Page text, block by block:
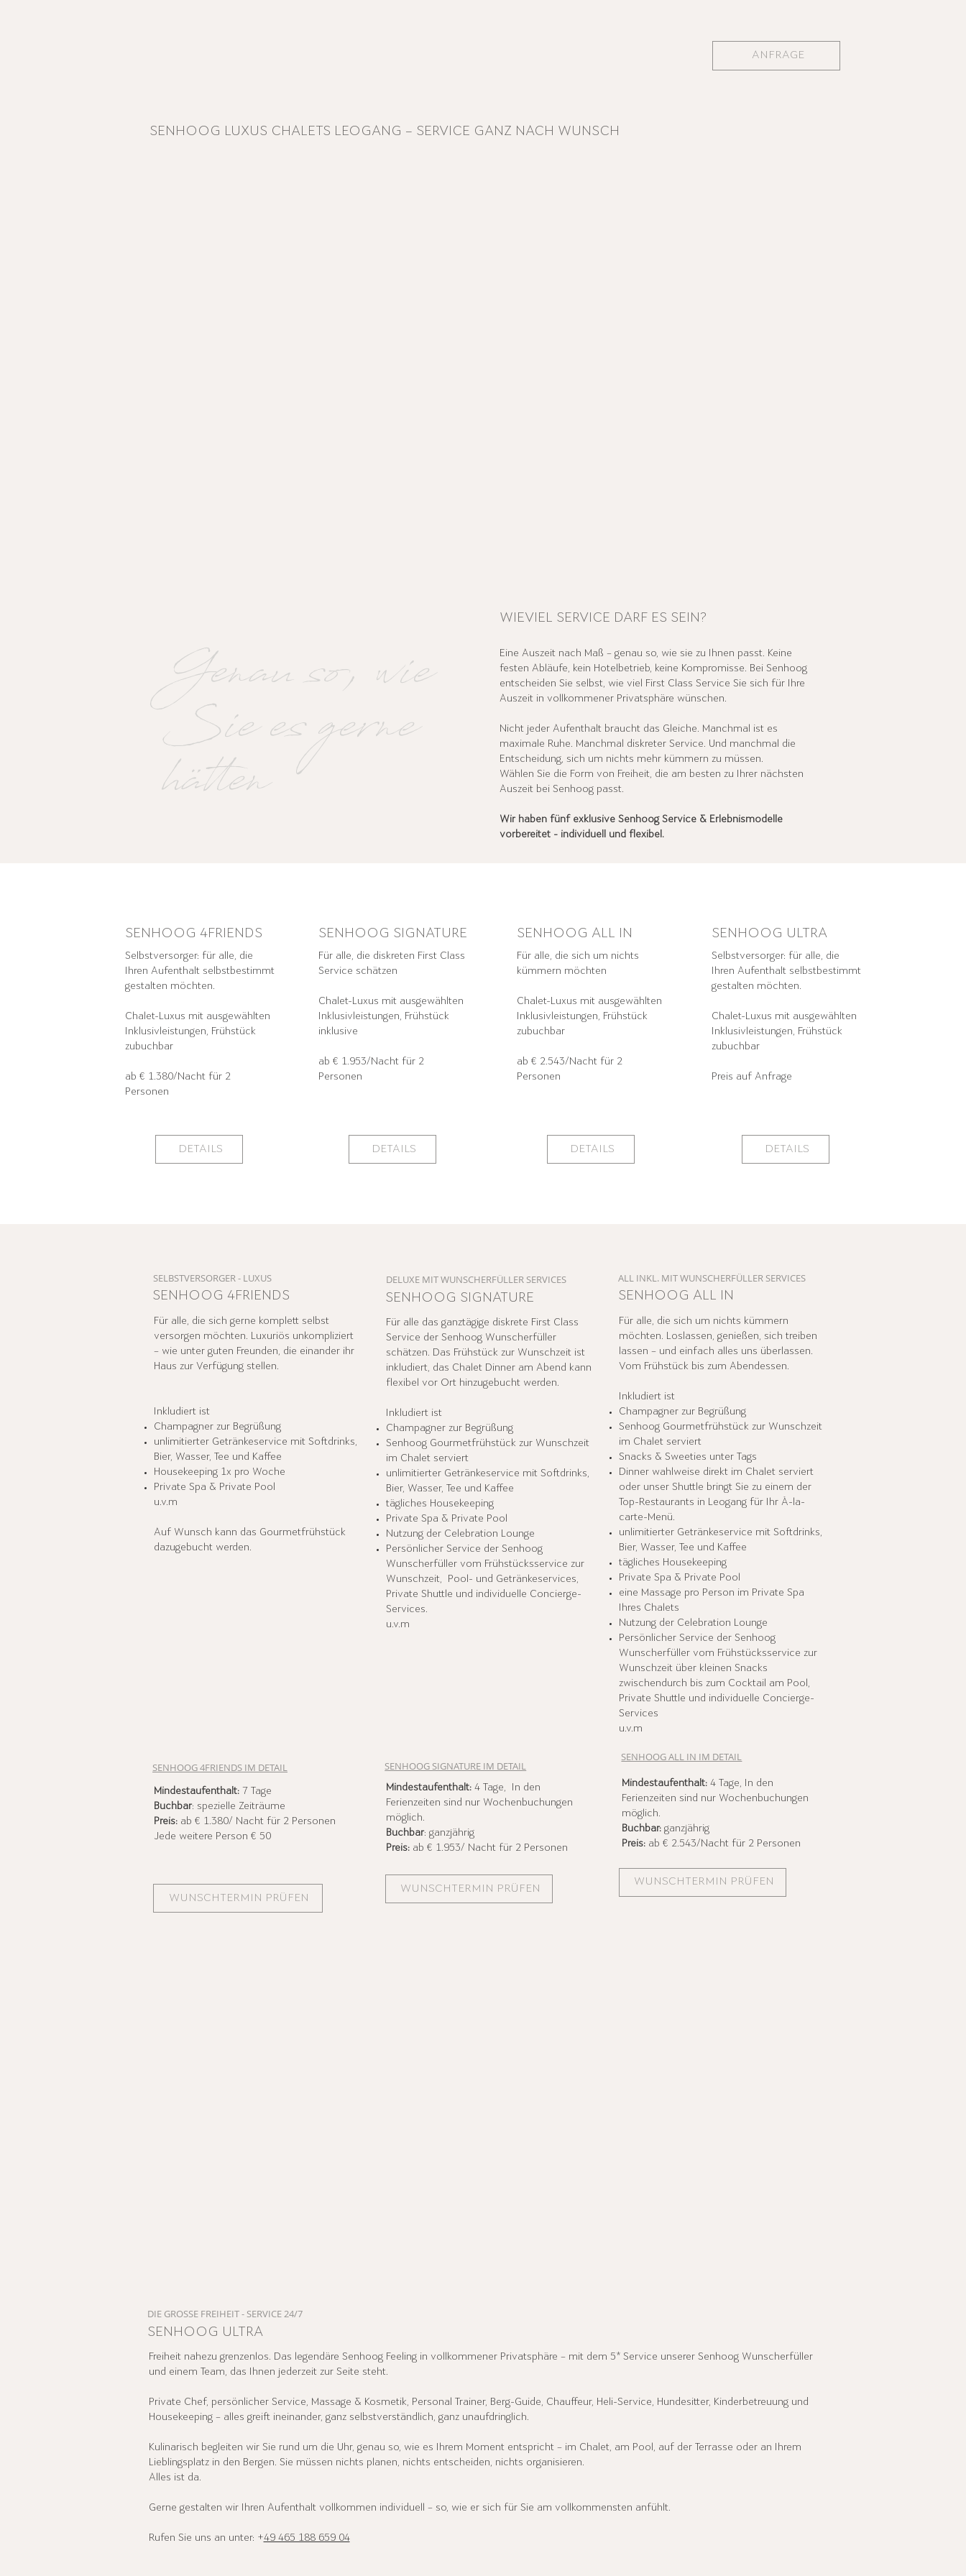
ANFRAGE
SENHOOG LUXUS CHALETS LEOGANG – SERVICE GANZ NACH WUNSCH
Genau so, wie
Sie es gerne
hätten
WIEVIEL SERVICE DARF ES SEIN?
Eine Auszeit nach Maß – genau so, wie sie zu Ihnen passt. Keine
festen Abläufe, kein Hotelbetrieb, keine Kompromisse. Bei Senhoog
entscheiden Sie selbst, wie viel First Class Service Sie sich für Ihre
Auszeit in vollkommener Privatsphäre wünschen.
Nicht jeder Aufenthalt braucht das Gleiche. Manchmal ist es
maximale Ruhe. Manchmal diskreter Service. Und manchmal die
Entscheidung, sich um nichts mehr kümmern zu müssen.
Wählen Sie die Form von Freiheit, die am besten zu Ihrer nächsten
Auszeit bei Senhoog passt.
Wir haben fünf exklusive Senhoog Service & Erlebnismodelle
vorbereitet - individuell und flexibel.
Selbstversorger: für alle, die
Ihren Aufenthalt selbstbestimmt
gestalten möchten.
Chalet-Luxus mit ausgewählten
Inklusivleistungen, Frühstück
zubuchbar
ab € 1.380/Nacht für 2
Personen
SENHOOG 4FRIENDS
DETAILS
Für alle, die diskreten First Class
Service schätzen
Chalet-Luxus mit ausgewählten
Inklusivleistungen, Frühstück
inklusive
ab € 1.953/Nacht für 2
Personen
SENHOOG SIGNATURE
DETAILS
Für alle, die sich um nichts
kümmern möchten
Chalet-Luxus mit ausgewählten
Inklusivleistungen, Frühstück
zubuchbar
ab € 2.543/Nacht für 2
Personen
SENHOOG ALL IN
DETAILS
Selbstversorger: für alle, die
Ihren Aufenthalt selbstbestimmt
gestalten möchten.
Chalet-Luxus mit ausgewählten
Inklusivleistungen, Frühstück
zubuchbar
Preis auf Anfrage
SENHOOG ULTRA
DETAILS
SELBSTVERSORGER - LUXUS
SENHOOG 4FRIENDS
Für alle, die sich gerne komplett selbst
versorgen möchten. Luxuriös unkompliziert
– wie unter guten Freunden, die einander ihr
Haus zur Verfügung stellen.
Inkludiert ist
Champagner zur Begrüßung
unlimitierter Getränkeservice mit Softdrinks,
Bier, Wasser, Tee und Kaffee
Housekeeping 1x pro Woche
Private Spa & Private Pool
u.v.m
Auf Wunsch kann das Gourmetfrühstück
dazugebucht werden.
SENHOOG 4FRIENDS IM DETAIL
Mindestaufenthalt: 7 Tage
Buchbar: spezielle Zeiträume
Preis: ab € 1.380/ Nacht für 2 Personen
Jede weitere Person € 50
WUNSCHTERMIN PRÜFEN
DELUXE MIT WUNSCHERFÜLLER SERVICES
SENHOOG SIGNATURE
Für alle das ganztägige diskrete First Class
Service der Senhoog Wunscherfüller
schätzen. Das Frühstück zur Wunschzeit ist
inkludiert, das Chalet Dinner am Abend kann
flexibel vor Ort hinzugebucht werden.
Inkludiert ist
Champagner zur Begrüßung
Senhoog Gourmetfrühstück zur Wunschzeit
im Chalet serviert
unlimitierter Getränkeservice mit Softdrinks,
Bier, Wasser, Tee und Kaffee
tägliches Housekeeping
Private Spa & Private Pool
Nutzung der Celebration Lounge
Persönlicher Service der Senhoog
Wunscherfüller vom Frühstücksservice zur
Wunschzeit, Pool- und Getränkeservices,
Private Shuttle und individuelle Concierge-
Services.
u.v.m
SENHOOG SIGNATURE IM DETAIL
Mindestaufenthalt: 4 Tage, In den
Ferienzeiten sind nur Wochenbuchungen
möglich.
Buchbar: ganzjährig
Preis: ab € 1.953/ Nacht für 2 Personen
WUNSCHTERMIN PRÜFEN
ALL INKL. MIT WUNSCHERFÜLLER SERVICES
SENHOOG ALL IN
Für alle, die sich um nichts kümmern
möchten. Loslassen, genießen, sich treiben
lassen – und einfach alles uns überlassen.
Vom Frühstück bis zum Abendessen.
Inkludiert ist
Champagner zur Begrüßung
Senhoog Gourmetfrühstück zur Wunschzeit
im Chalet serviert
Snacks & Sweeties unter Tags
Dinner wahlweise direkt im Chalet serviert
oder unser Shuttle bringt Sie zu einem der
Top-Restaurants in Leogang für Ihr À-la-
carte-Menü.
unlimitierter Getränkeservice mit Softdrinks,
Bier, Wasser, Tee und Kaffee
tägliches Housekeeping
Private Spa & Private Pool
eine Massage pro Person im Private Spa
Ihres Chalets
Nutzung der Celebration Lounge
Persönlicher Service der Senhoog
Wunscherfüller vom Frühstücksservice zur
Wunschzeit über kleinen Snacks
zwischendurch bis zum Cocktail am Pool,
Private Shuttle und individuelle Concierge-
Services
u.v.m
SENHOOG ALL IN IM DETAIL
Mindestaufenthalt:4 Tage, In den
Ferienzeiten sind nur Wochenbuchungen
möglich.
Buchbar:ganzjährig
Preis:ab € 2.543/Nacht für 2 Personen
WUNSCHTERMIN PRÜFEN
DIE GROSSE FREIHEIT - SERVICE 24/7
SENHOOG ULTRA
Freiheit nahezu grenzenlos. Das legendäre Senhoog Feeling in vollkommener Privatsphäre – mit dem 5* Service unserer Senhoog Wunscherfüller
und einem Team, das Ihnen jederzeit zur Seite steht.
Private Chef, persönlicher Service, Massage & Kosmetik, Personal Trainer, Berg-Guide, Chauffeur, Heli-Service, Hundesitter, Kinderbetreuung und
Housekeeping – alles greift ineinander, ganz selbstverständlich, ganz unaufdringlich.
Kulinarisch begleiten wir Sie rund um die Uhr, genau so, wie es Ihrem Moment entspricht – im Chalet, am Pool, auf der Terrasse oder an Ihrem
Lieblingsplatz in den Bergen. Sie müssen nichts planen, nichts entscheiden, nichts organisieren.
Alles ist da.
Gerne gestalten wir Ihren Aufenthalt vollkommen individuell – so, wie er sich für Sie am vollkommensten anfühlt.
Rufen Sie uns an unter: +49 465 188 659 04